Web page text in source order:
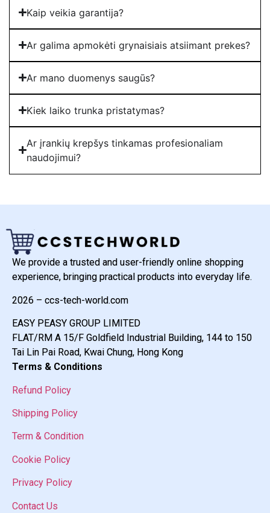
Kaip veikia garantija?
Ar galima apmokėti grynaisiais atsiimant prekes?
Ar mano duomenys saugūs?
Kiek laiko trunka pristatymas?
Ar įrankių krepšys tinkamas profesionaliam
naudojimui?
We provide a trusted and user-friendly online shopping
experience, bringing practical products into everyday life.
2026 – ccs-tech-world.com
EASY PEASY GROUP LIMITED
FLAT/RM A 15/F Goldfield Industrial Building, 144 to 150
Tai Lin Pai Road, Kwai Chung, Hong Kong
Terms & Conditions
Refund Policy
Shipping Policy
Term & Condition
Cookie Policy
Privacy Policy
Contact Us